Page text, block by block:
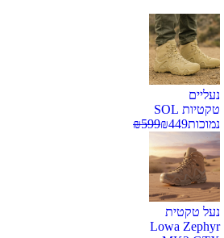
נעליים
טקטיות SOL
נמוכות
₪449
₪599
נעל טקטית
Lowa Zephyr